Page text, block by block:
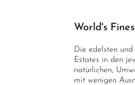
World's
Die edelsten und
Estates in den
natürlichen,
mit wenigen